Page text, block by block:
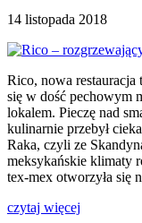
14 listopada 2018
Rico, nowa restauracja
się w dość pechowym
lokalem. Pieczę nad
kulinarnie przebył
Raka, czyli ze
meksykańskie klimaty
tex-mex otworzyła się
czytaj więcej